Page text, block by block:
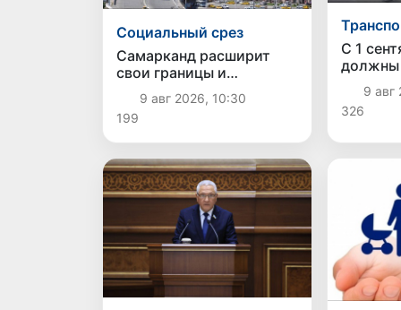
Социальный срез
Самарканд расширит
свои границы и
приблизится к статусу
города-миллионника
9 авг 2026, 10:30
199
С 1
должны
при
9
326